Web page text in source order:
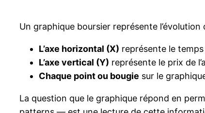
Un graphique boursier représente
L’axe horizontal (X) représente le
L’axe vertical (Y) représente le prix de
Chaque point ou bougie sur le
La question que le graphique répond en